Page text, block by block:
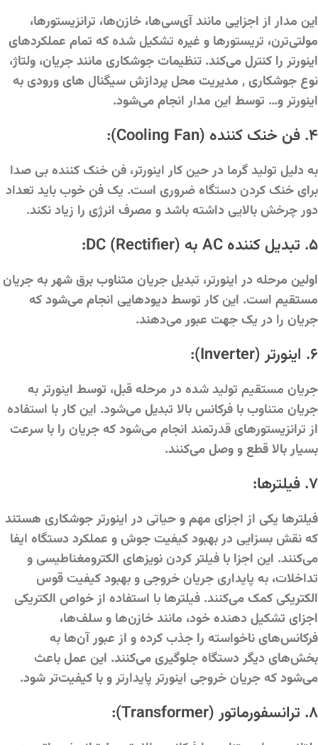
این مدار از اجزایی مانند آی‌سی‌ها، خازن‌ها، ترانزیستورها،
مولتی‌ترن، تریستورها و غیره تشکیل شده که تمام عملکردهای
اینورتر را کنترل می‌کند. تنظیمات جوشکاری مانند جریان، ولتاژ،
نوع جوشکاری , مدیریت محل پردازش سیگنال های ورودی به
اینورتر و… توسط این مدار انجام می‌شود.
۴. فن خنک کننده (Cooling Fan):
به دلیل تولید گرما در حین کار اینورتر، فن خنک کننده بی صدا
برای خنک کردن دستگاه ضروری است. یک فن خوب باید تعداد
دور چرخش بالایی داشته باشد و مصرف انرژی را زیاد نکند.
۵. تبدیل کننده AC به DC (Rectifier):
اولین مرحله در اینورتر، تبدیل جریان متناوب برق شهر به جریان
مستقیم است. این کار توسط دیودهایی انجام می‌شود که
جریان را در یک جهت عبور می‌دهند.
۶. اینورتر (Inverter):
جریان مستقیم تولید شده در مرحله قبل، توسط اینورتر به
جریان متناوب با فرکانس بالا تبدیل می‌شود. این کار با استفاده
از ترانزیستورهای قدرتمند انجام می‌شود که جریان را با سرعت
بسیار بالا قطع و وصل می‌کنند.
۷. فیلترها:
فیلترها یکی از اجزای مهم و حیاتی در اینورتر جوشکاری هستند
که نقش بسزایی در بهبود کیفیت جوش و عملکرد دستگاه ایفا
می‌کنند. این اجزا با فیلتر کردن نویزهای الکترومغناطیسی و
تداخلات، به پایداری جریان خروجی و بهبود کیفیت قوس
الکتریکی کمک می‌کنند. فیلترها با استفاده از خواص الکتریکی
اجزای تشکیل دهنده خود، مانند خازن‌ها و سلف‌ها،
فرکانس‌های ناخواسته را جذب کرده و از عبور آن‌ها به
بخش‌های دیگر دستگاه جلوگیری می‌کنند. این عمل باعث
می‌شود که جریان خروجی اینورتر پایدارتر و با کیفیت‌تر شود.
۸. ترانسفورماتور (Transformer):